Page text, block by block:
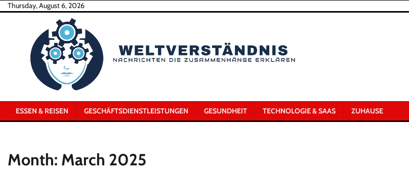
SkipThursday, August 6, 2026
ESSEN & REISEN GESCHÄFTSDIENSTLEISTUNGEN GESUNDHEIT TECHNOLOGIE & SAAS ZUHAUSE
Month: March 2025